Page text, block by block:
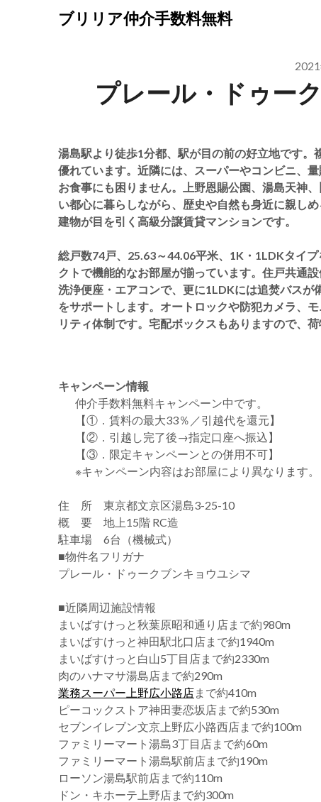
ブリリア仲介手数料無料
プレール・ドゥー
湯島駅より徒歩1分都、駅が目の前の好立地です
優れています。近隣には、スーパーやコンビニ、
お食事にも困りません。上野恩賜公園、湯島天神
い都心に暮らしながら、歴史や自然も身近に親し
建物が目を引く高級分譲賃貸マンションです。
総戸数74戸、25.63～44.06平米、1K・1LDKタイ
クトで機能的なお部屋が揃っています。住戸共通
洗浄便座・エアコンで、更に1LDKには追焚バス
をサポートします。オートロックや防犯カメラ、
リティ体制です。宅配ボックスもありますので、荷
キャンペーン情報
仲介手数料無料キャンペーン中です。
【①．賃料の最大33％／引越代を還元】
【②．引越し完了後→指定口座へ振込】
【③．限定キャンペーンとの併用不可】
※キャンペーン内容はお部屋により異なります。
住 所 東京都文京区湯島3-25-10
概 要 地上15階 RC造
駐車場 6台（機械式）
■物件名フリガナ
プレール・ドゥークブンキョウユシマ
■近隣周辺施設情報
まいばすけっと秋葉原昭和通り店まで約980m
まいばすけっと神田駅北口店まで約1940m
まいばすけっと白山5丁目店まで約2330m
肉のハナマサ湯島店まで約290m
業務スーパー上野広小路店まで約410m
ピーコックストア神田妻恋坂店まで約530m
セブンイレブン文京上野広小路西店まで約100m
ファミリーマート湯島3丁目店まで約60m
ファミリーマート湯島駅前店まで約190m
ローソン湯島駅前店まで約110m
ドン・キホーテ上野店まで約300m